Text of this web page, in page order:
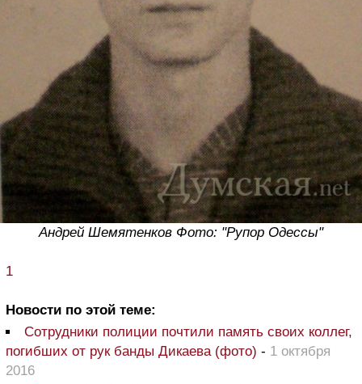
Андрей Шемятенков Фото: "Рупор Одессы"
1
Новости по этой теме:
Сотрудники полиции почтили память своих коллег,
погибших от рук банды Дикаева (фото) - 1 октября
2016